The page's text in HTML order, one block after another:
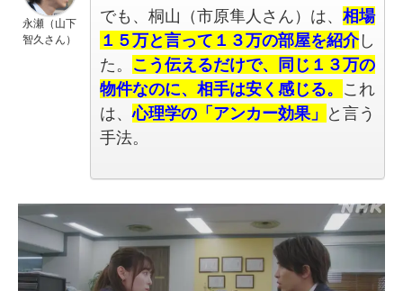
永瀬（山下
智久さん）
でも、桐山（市原隼人さん）は、 相場
１５万と言って１３万の部屋を紹介し
た。 こう伝えるだけで、同じ１３万の
物件なのに、相手は安く感じる。 これ
は、心理学の「アンカー効果」
と言う
手法。